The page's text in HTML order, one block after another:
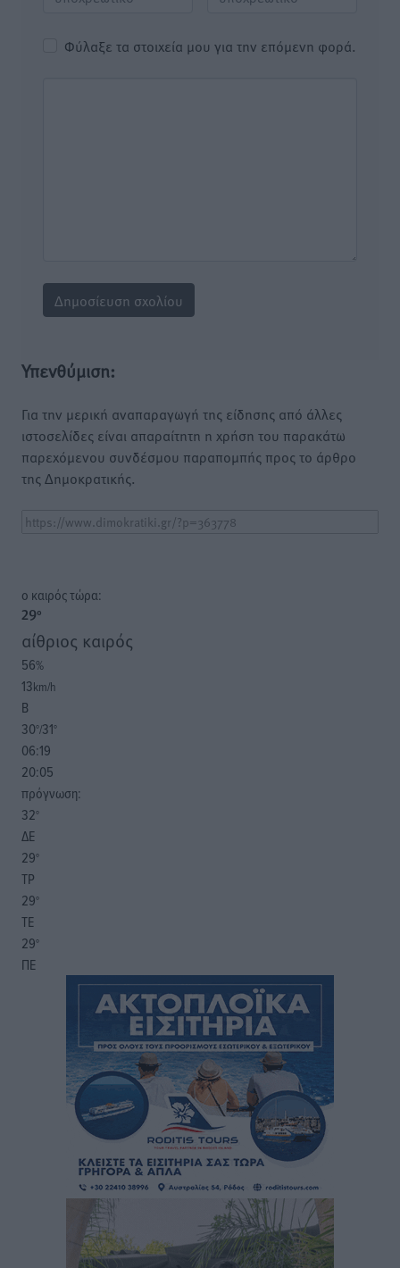
Φύλαξε τα στοιχεία μου για την επόμενη φορά.
Υπενθύμιση:
Για την μερική αναπαραγωγή της είδησης από άλλες
ιστοσελίδες είναι απαραίτητη η χρήση του παρακάτω
παρεχόμενου συνδέσμου παραπομπής προς το άρθρο
της Δημοκρατικής.
o καιρός τώρα:
29°
αίθριος καιρός
56%
13km/h
Β
30°/31°
06:19
20:05
πρόγνωση:
32°
ΔΕ
29°
ΤΡ
29°
ΤΕ
29°
ΠΕ